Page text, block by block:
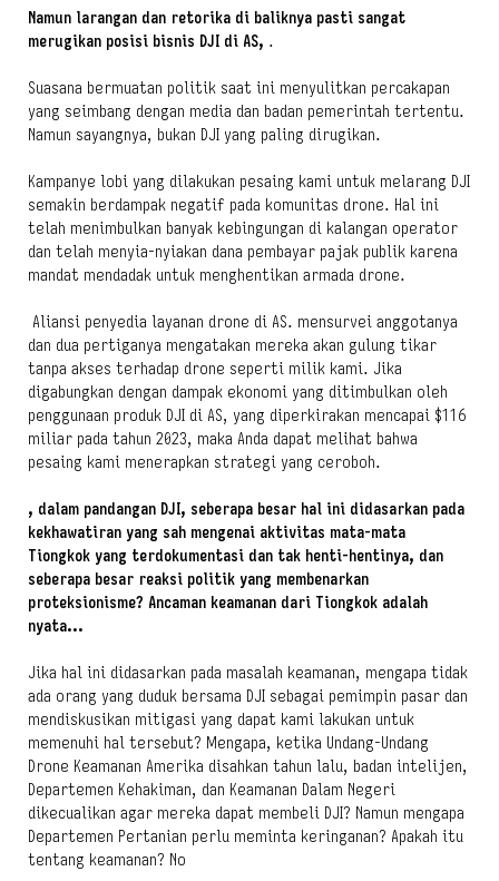
Namun larangan dan retorika di baliknya pasti sangat
merugikan posisi bisnis DJI di AS, .
Suasana bermuatan politik saat ini menyulitkan percakapan
yang seimbang dengan media dan badan pemerintah tertentu.
Namun sayangnya, bukan DJI yang paling dirugikan.
Kampanye lobi yang dilakukan pesaing kami untuk melarang DJI
semakin berdampak negatif pada komunitas drone. Hal ini
telah menimbulkan banyak kebingungan di kalangan operator
dan telah menyia-nyiakan dana pembayar pajak publik karena
mandat mendadak untuk menghentikan armada drone.
Aliansi penyedia layanan drone di AS. mensurvei anggotanya
dan dua pertiganya mengatakan mereka akan gulung tikar
tanpa akses terhadap drone seperti milik kami. Jika
digabungkan dengan dampak ekonomi yang ditimbulkan oleh
penggunaan produk DJI di AS, yang diperkirakan mencapai $116
miliar pada tahun 2023, maka Anda dapat melihat bahwa
pesaing kami menerapkan strategi yang ceroboh.
, dalam pandangan DJI, seberapa besar hal ini didasarkan pada
kekhawatiran yang sah mengenai aktivitas mata-mata
Tiongkok yang terdokumentasi dan tak henti-hentinya, dan
seberapa besar reaksi politik yang membenarkan
proteksionisme? Ancaman keamanan dari Tiongkok adalah
nyata…
Jika hal ini didasarkan pada masalah keamanan, mengapa tidak
ada orang yang duduk bersama DJI sebagai pemimpin pasar dan
mendiskusikan mitigasi yang dapat kami lakukan untuk
memenuhi hal tersebut? Mengapa, ketika Undang-Undang
Drone Keamanan Amerika disahkan tahun lalu, badan intelijen,
Departemen Kehakiman, dan Keamanan Dalam Negeri
dikecualikan agar mereka dapat membeli DJI? Namun mengapa
Departemen Pertanian perlu meminta keringanan? Apakah itu
tentang keamanan? No